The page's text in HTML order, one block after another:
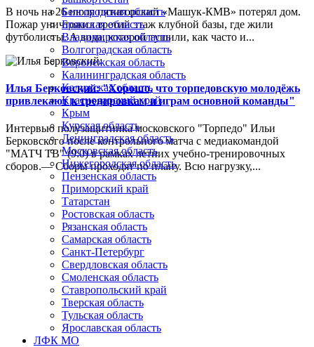
В ночь на 26 июля пятигорский «Машук-КМВ» потерял дом.
Пожар уничтожил третий этаж клубной базы, где жили
футболисты. А вода, которой тушили, как часто и...
Илья Берковский: "Хорошо, что торпедовскую молодёжь
привлекают к тренировкам и играм основной команды"
Интервью полузащитника московского "Торпедо" Ильи
Берковского после контрольного матча с медиакомандой
"МАТЧ ТВ" (9:0) в рамках летних учебно-тренировочных
сборов.— Сборы проходят по плану. Всю нагрузку,...
Белгородская область
Брянская область
Владимирская область
Волгоградская область
Воронежская область
Калининградская область
Калужская область
Краснодарский край
Крым
Курская область
Ленинградская область
Московская область
Нижегородская область
Пензенская область
Приморский край
Татарстан
Ростовская область
Рязанская область
Самарская область
Санкт-Петербург
Свердловская область
Смоленская область
Ставропольский край
Тверская область
Тульская область
Ярославская область
ЛФК МО